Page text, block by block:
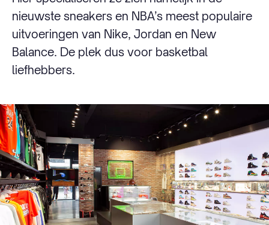
nieuwste sneakers en NBA’s meest populaire
uitvoeringen van Nike, Jordan en New
Balance. De plek dus voor basketbal
liefhebbers.